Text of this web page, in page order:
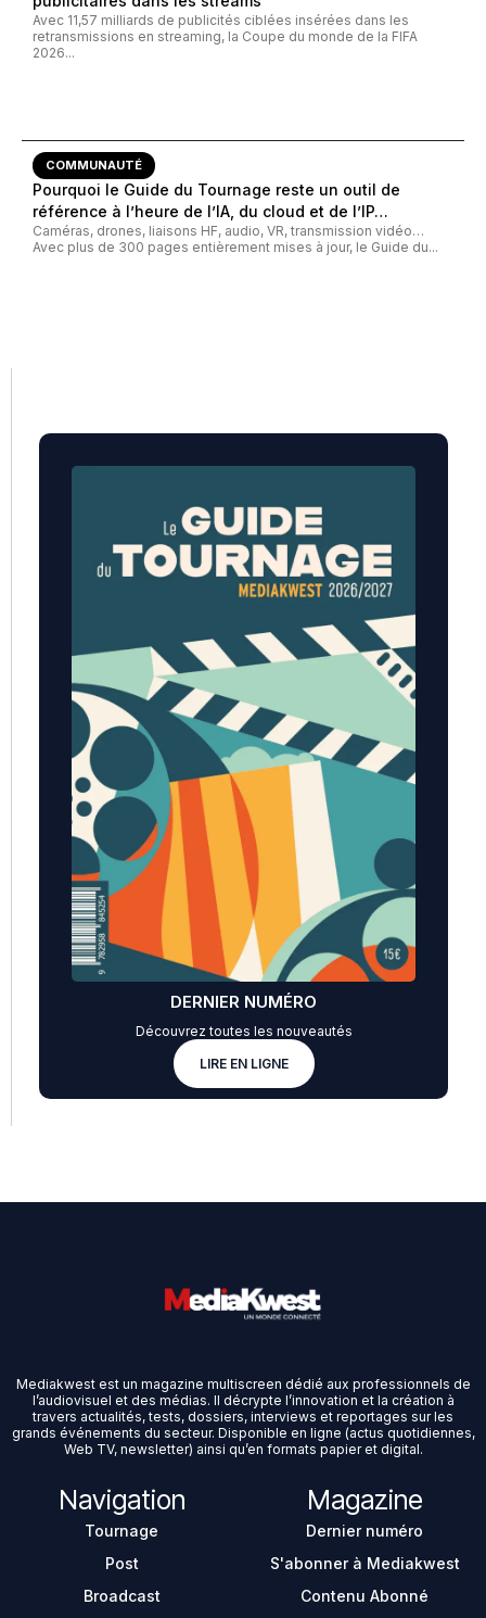
Avec 11,57 milliards de publicités ciblées insérées dans les
retransmissions en streaming, la Coupe du monde de la FIFA
2026...
COMMUNAUTÉ
Pourquoi le Guide du Tournage reste un outil de
référence à l’heure de l’IA, du cloud et de l’IP…
Caméras, drones, liaisons HF, audio, VR, transmission vidéo…
Avec plus de 300 pages entièrement mises à jour, le Guide du...
DERNIER NUMÉRO
Découvrez toutes les nouveautés
LIRE EN LIGNE
Mediakwest est un magazine multiscreen dédié aux professionnels de
l’audiovisuel et des médias. Il décrypte l’innovation et la création à
travers actualités, tests, dossiers, interviews et reportages sur les
grands événements du secteur. Disponible en ligne (actus quotidiennes,
Web TV, newsletter) ainsi qu’en formats papier et digital.
Navigation
Tournage
Post
Broadcast
Magazine
Dernier numéro
S'abonner à Mediakwest
Contenu Abonné